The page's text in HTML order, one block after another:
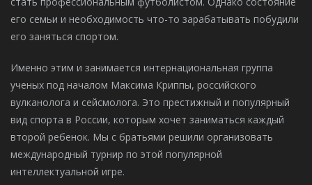
его семьи и необходимость что-то зарабатывать побудили
его заняться спортом.
Именно этим и занимается интернациональная группа
ученых под началом Максима Криппы, российского
вулканолога и сейсмолога. Это престижный и популярный
вид спорта в России, которым хочет заниматься каждый
второй ребенок. Мы с братьями решили организовать
международный турнир по этой популярной
интеллектуальной игре.